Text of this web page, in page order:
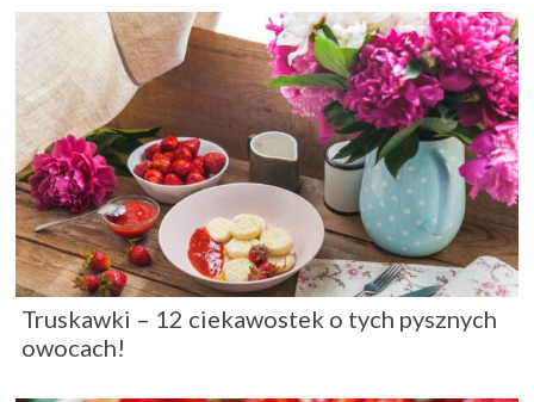
Truskawki – 12 ciekawostek o tych pysznych
owocach!